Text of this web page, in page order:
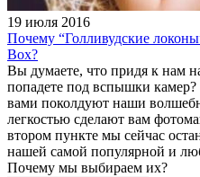
19 июля 2016
Почему “Голливудские
Box?
Вы думаете, что придя к нам
попадете под вспышки
вами поколдуют наши
легкостью сделают вам
втором пункте мы сейчас
нашей самой популярной и
Почему мы выбираем их?